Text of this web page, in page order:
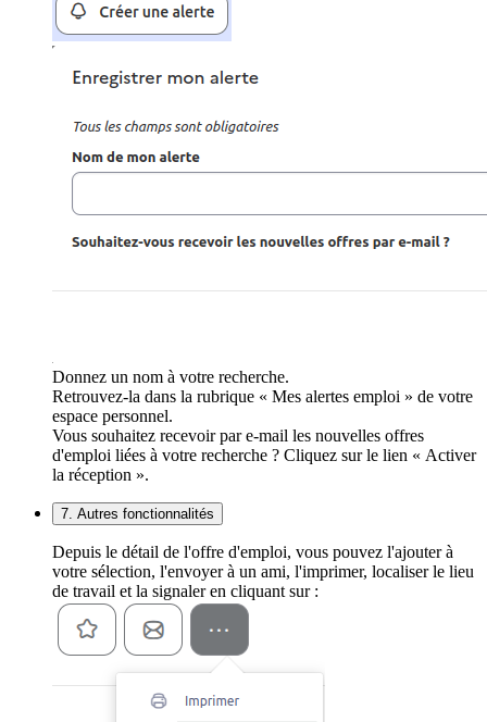
Donnez un nom à votre recherche.
Retrouvez-la dans la rubrique « Mes alertes emploi » de votre
espace personnel.
Vous souhaitez recevoir par e-mail les nouvelles offres
d'emploi liées à votre recherche ? Cliquez sur le lien « Activer
la réception ».
7. Autres fonctionnalités
Depuis le détail de l'offre d'emploi, vous pouvez l'ajouter à
votre sélection, l'envoyer à un ami, l'imprimer, localiser le lieu
de travail et la signaler en cliquant sur :